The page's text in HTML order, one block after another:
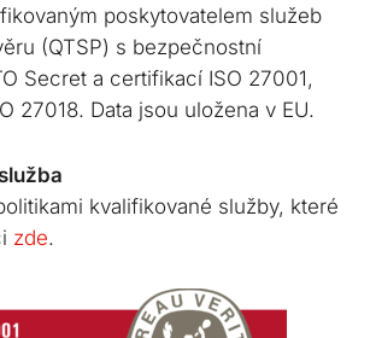
poskytovatelem služeb
(QTSP) s bezpečnostní
Secret a certifikací ISO 27001,
27018. Data jsou uložena v EU.
kvalifikované služby, které
zde.